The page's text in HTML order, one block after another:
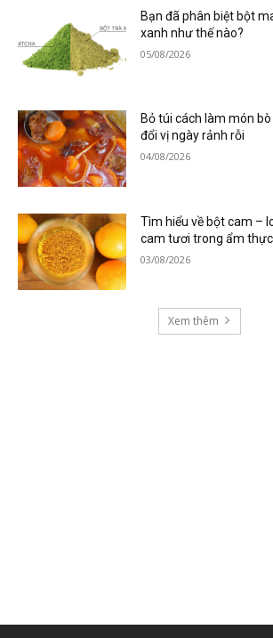
Bạn đã phân biệt bột
xanh như thế nào?
05/08/2026
Bỏ túi cách làm món
đổi vị ngày rảnh rỗi
04/08/2026
Tìm hiểu về bột cam –
cam tươi trong ẩm thực
03/08/2026
Xem thêm